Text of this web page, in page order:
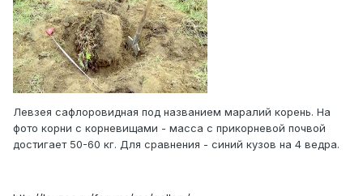
Левзея сафлоровидная под названием маралий корень. На
фото корни с корневищами - масса с прикорневой почвой
достигает 50-60 кг. Для сравнения - синий кузов на 4 ведра.